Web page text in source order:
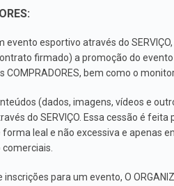
esportivo através do
firmado) a promoção do
bem como o
(dados, imagens, vídeos e
do SERVIÇO. Essa cessão é
leal e não excessiva e apenas
comerciais.
para um evento, O